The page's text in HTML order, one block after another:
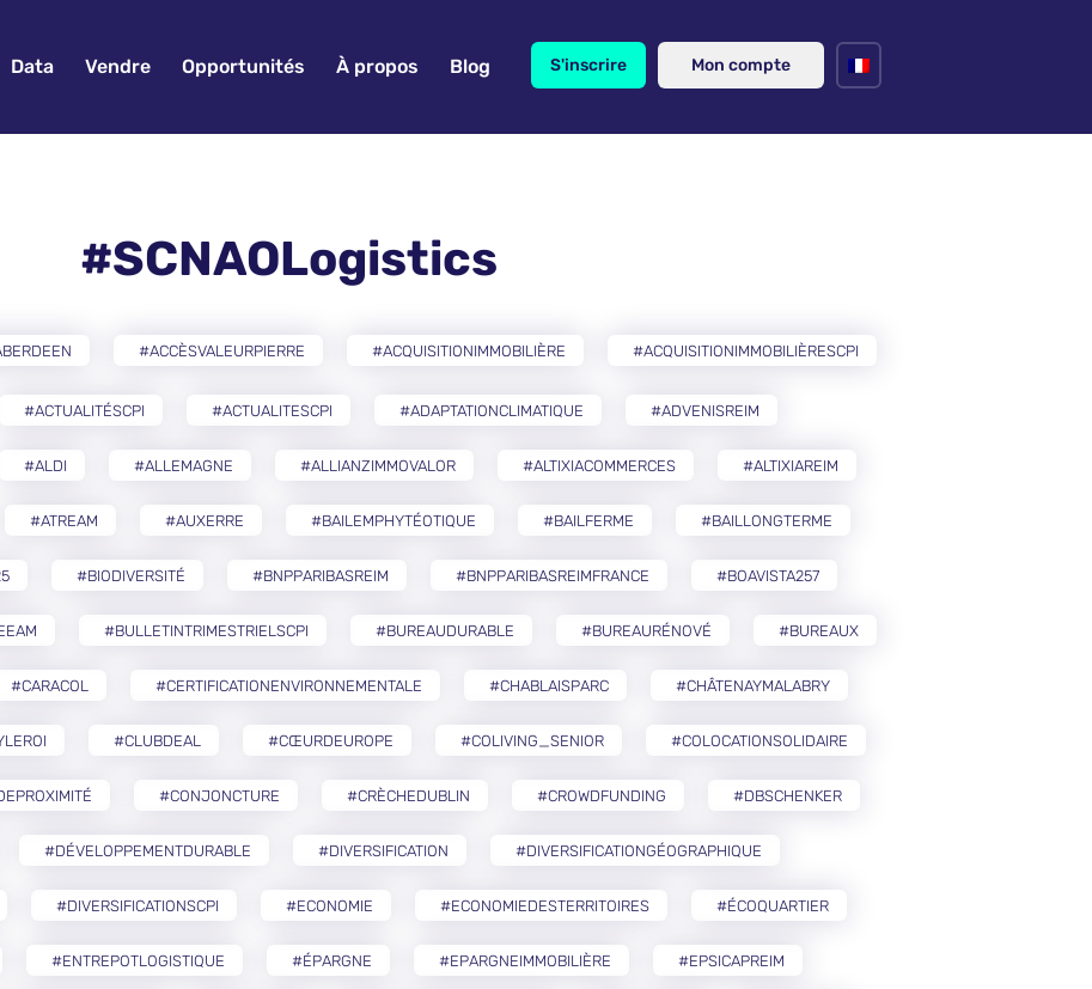
Data Vendre Opportunités À propos Blog S'inscrire Mon compte
#SCNAOLogistics
#ACCÈSVALEURPIERRE #ACQUISITIONIMMOBILIÈRE #ACQUISITIONIMMOBILIÈRESCPI
#ACTUALITÉSCPI #ACTUALITESCPI #ADAPTATIONCLIMATIQUE #ADVENISREIM
#ALDI #ALLEMAGNE #ALLIANZIMMOVALOR #ALTIXIACOMMERCES #ALTIXIAREIM
#ATREAM #AUXERRE #BAILEMPHYTÉOTIQUE #BAILFERME #BAILLONGTERME
#BIODIVERSITÉ #BNPPARIBASREIM #BNPPARIBASREIMFRANCE #BOAVISTA257
#BULLETINTRIMESTRIELSCPI #BUREAUDURABLE #BUREAURÉNOVÉ #BUREAUX
#CARACOL #CERTIFICATIONENVIRONNEMENTALE #CHABLAISPARC #CHÂTENAYMALABRY
#CLUBDEAL #CŒURDEUROPE #COLIVING_SENIOR #COLOCATIONSOLIDAIRE
#CONJONCTURE #CRÈCHEDUBLIN #CROWDFUNDING #DBSCHENKER
#DÉVELOPPEMENTDURABLE #DIVERSIFICATION #DIVERSIFICATIONGÉOGRAPHIQUE
#DIVERSIFICATIONSCPI #ECONOMIE #ECONOMIEDESTERRITOIRES #ÉCOQUARTIER
#ENTREPOTLOGISTIQUE #ÉPARGNE #EPARGNEIMMOBILIÈRE #EPSICAPREIM